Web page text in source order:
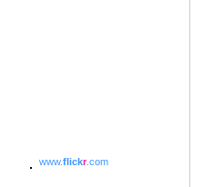
www.flickr.com